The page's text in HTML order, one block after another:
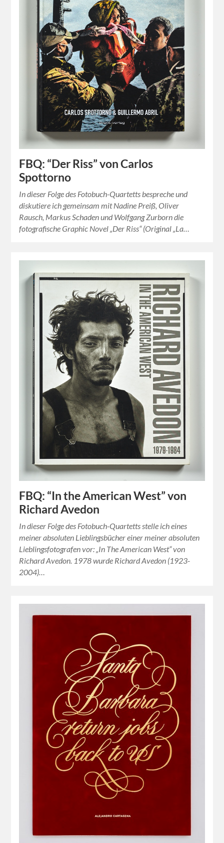
FBQ: “Der Riss” von Carlos
Spottorno
In dieser Folge des Fotobuch-Quartetts bespreche und
diskutiere ich gemeinsam mit Nadine Preiß, Oliver
Rausch, Markus Schaden und Wolfgang Zurborn die
fotografische Graphic Novel „Der Riss“ (Original „La…
FBQ: “In the American West” von
Richard Avedon
In dieser Folge des Fotobuch-Quartetts stelle ich eines
meiner absoluten Lieblingsbücher einer meiner absoluten
Lieblingsfotografen vor: „In The American West“ von
Richard Avedon. 1978 wurde Richard Avedon (1923-
2004)…